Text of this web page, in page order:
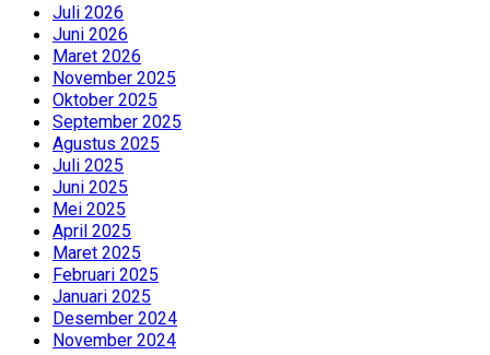
Juli 2026
Juni 2026
Maret 2026
November 2025
Oktober 2025
September 2025
Agustus 2025
Juli 2025
Juni 2025
Mei 2025
April 2025
Maret 2025
Februari 2025
Januari 2025
Desember 2024
November 2024